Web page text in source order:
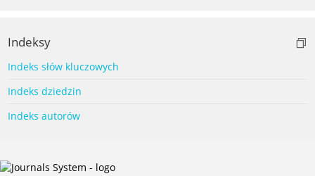
Indeksy
Indeks słów kluczowych
Indeks dziedzin
Indeks autorów